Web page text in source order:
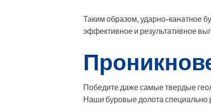
Таким образом, ударно-канатное
эффективное и результативное
Победите даже самые твердые
Наши буровые долота специально